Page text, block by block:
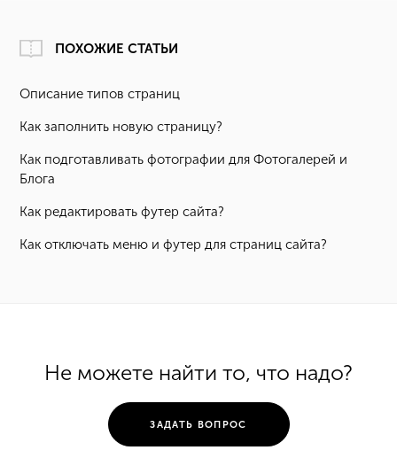
ПОХОЖИЕ СТАТЬИ
Описание типов страниц
Как заполнить новую страницу?
Как подготавливать фотографии для Фотогалерей и
Блога
Как редактировать футер сайта?
Как отключать меню и футер для страниц сайта?
Не можете найти то, что надо?
ЗАДАТЬ ВОПРОС